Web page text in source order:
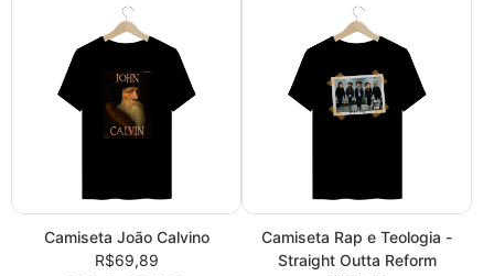
Camiseta João Calvino
R$69,89
Camiseta Rap e Teologia -
Straight Outta Reform